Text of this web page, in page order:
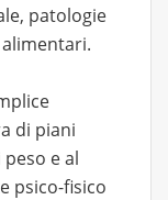
patologie
di piani
e al
psico-fisico